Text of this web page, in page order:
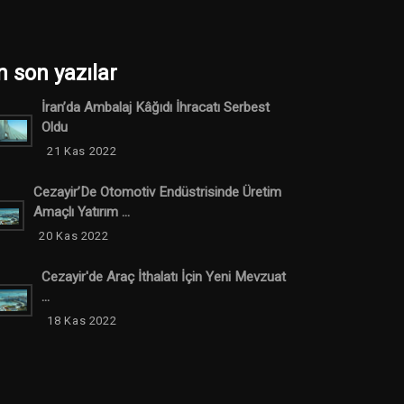
son yazılar
İran’da Ambalaj Kâğıdı İhracatı Serbest
Oldu
21 Kas 2022
Cezayir’De Otomotiv Endüstrisinde Üretim
Amaçlı Yatırım ...
20 Kas 2022
Cezayir'de Araç İthalatı İçin Yeni Mevzuat
...
18 Kas 2022